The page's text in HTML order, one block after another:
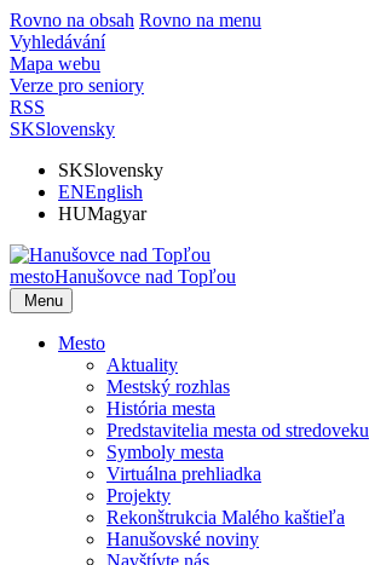
Rovno na obsah Rovno na menu
Vyhledávání
Mapa webu
Verze pro seniory
RSS
SKSlovensky
SKSlovensky
ENEnglish
HUMagyar
mestoHanušovce nad Topľou
Menu
Mesto
Aktuality
Mestský rozhlas
História mesta
Predstavitelia mesta od stredoveku
Symboly mesta
Virtuálna prehliadka
Projekty
Rekonštrukcia Malého kaštieľa
Hanušovské noviny
Navštívte nás